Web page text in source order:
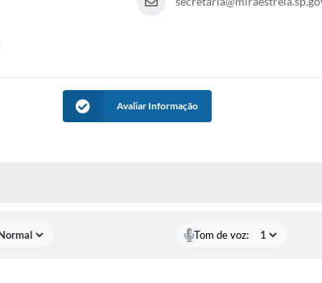
Avaliar Informação
Tom de voz: